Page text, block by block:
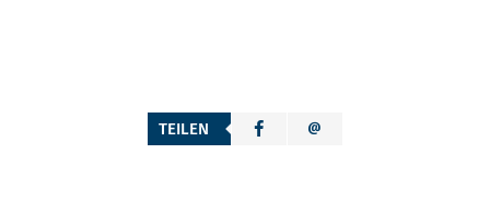
TEILEN